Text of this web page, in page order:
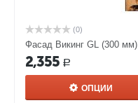
(0)
Фасад Викинг GL (300 мм)
2,355 Р
ОПЦИИ